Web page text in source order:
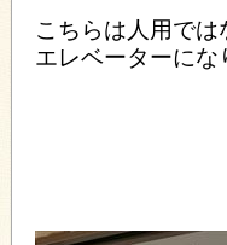
こちらは人用で
エレベーターにな